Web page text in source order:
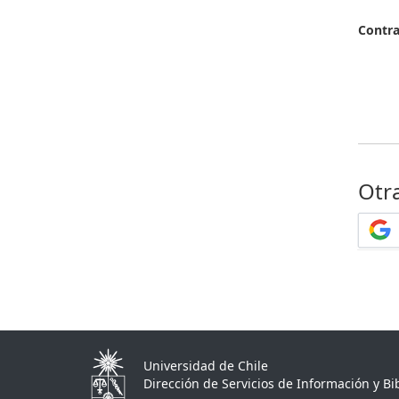
Universidad de Chile
Dirección de Servicios de Información y